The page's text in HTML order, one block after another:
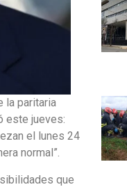
la paritaria
este jueves:
el lunes 24
normal”.
que